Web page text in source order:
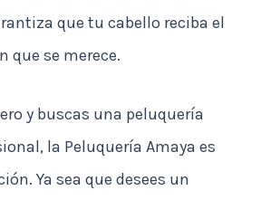
que tu cabello reciba el
que se merece.
y buscas una peluquería
la Peluquería Amaya es
Ya sea que desees un